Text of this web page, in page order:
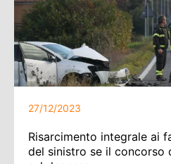
27/12/2023
Risarcimento integrale ai
del sinistro se il concorso